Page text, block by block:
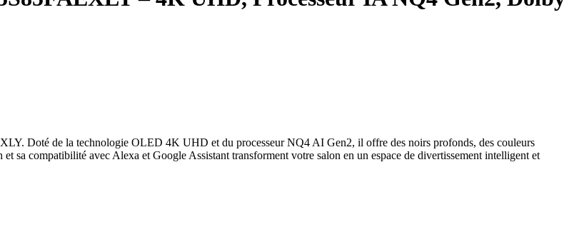
Doté de la technologie OLED 4K UHD et du processeur NQ4 AI Gen2, il offre des noirs profonds, des couleurs
sa compatibilité avec Alexa et Google Assistant transforment votre salon en un espace de divertissement intelligent et